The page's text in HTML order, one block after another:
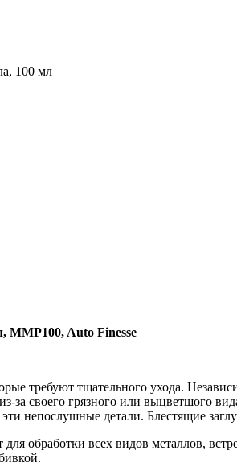
100 мл
MMP100, Auto Finesse
требуют тщательного ухода.
своего грязного или выцветшого
непослушные детали. Блестящие
обработки всех видов металлов,